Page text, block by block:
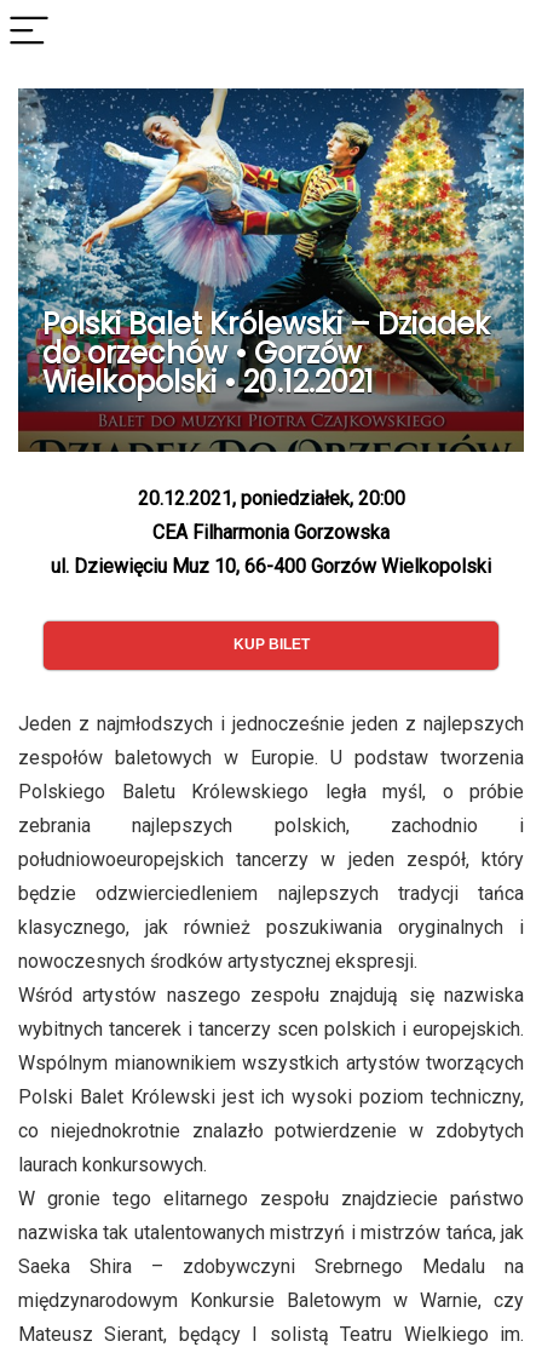
Polski Balet Królewski – Dziadek
do orzechów • Gorzów
Wielkopolski • 20.12.2021
20.12.2021, poniedziałek, 20:00
CEA Filharmonia Gorzowska
ul. Dziewięciu Muz 10, 66-400 Gorzów Wielkopolski
KUP BILET
Jeden z najmłodszych i jednocześnie jeden z najlepszych
zespołów baletowych w Europie. U podstaw tworzenia
Polskiego Baletu Królewskiego legła myśl, o próbie
zebrania najlepszych polskich, zachodnio i
południowoeuropejskich tancerzy w jeden zespół, który
będzie odzwierciedleniem najlepszych tradycji tańca
klasycznego, jak również poszukiwania oryginalnych i
nowoczesnych środków artystycznej ekspresji.
Wśród artystów naszego zespołu znajdują się nazwiska
wybitnych tancerek i tancerzy scen polskich i europejskich.
Wspólnym mianownikiem wszystkich artystów tworzących
Polski Balet Królewski jest ich wysoki poziom techniczny,
co niejednokrotnie znalazło potwierdzenie w zdobytych
laurach konkursowych.
W gronie tego elitarnego zespołu znajdziecie państwo
nazwiska tak utalentowanych mistrzyń i mistrzów tańca, jak
Saeka Shira – zdobywczyni Srebrnego Medalu na
międzynarodowym Konkursie Baletowym w Warnie, czy
Mateusz Sierant, będący I solistą Teatru Wielkiego im.